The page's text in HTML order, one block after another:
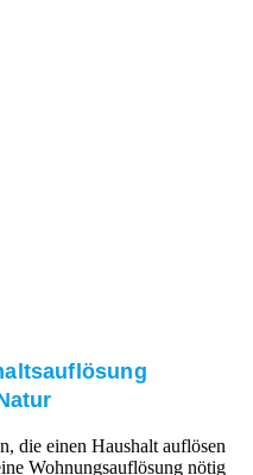
die einen Haushalt auflösen
Wohnungsauflösung nötig